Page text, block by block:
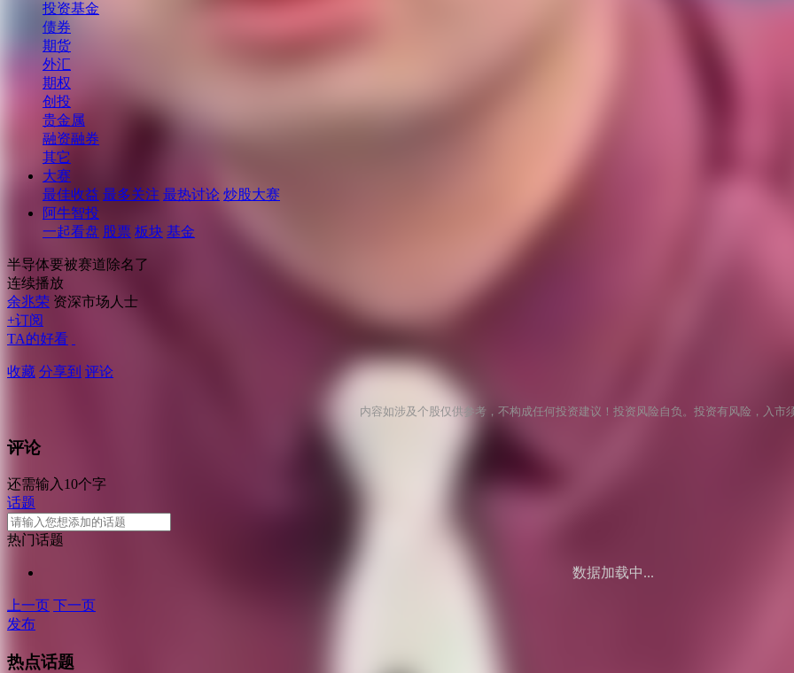
投资基金
债券
期货
外汇
期权
创投
贵金属
融资融券
其它
大赛
最佳收益 最多关注 最热讨论 炒股大赛
阿牛智投
一起看盘 股票 板块 基金
半导体要被赛道除名了
连续播放
余兆荣 资深市场人士
+订阅
TA的好看
收藏 分享到 评论
内容如涉及个股仅供参考，不构成任何投资建议！投资风险自负。投资有风险，入市
评论
还需输入10个字
话题
热门话题
数据加载中...
上一页 下一页
发布
热点话题